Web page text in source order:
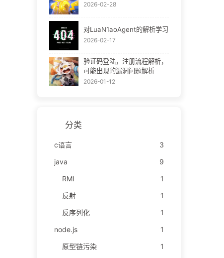
2026-02-28
对LuaN1aoAgent的解析学习
2026-02-17
验证码登陆，注册流程解析，
可能出现的漏洞问题解析
2026-01-12
分类
c语言
3
java
9
RMI
1
反射
1
反序列化
1
node.js
1
原型链污染
1